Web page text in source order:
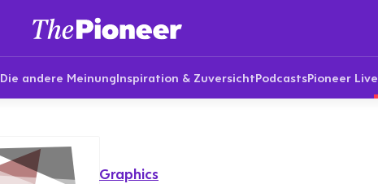
Die andere MeinungInspiration & ZuversichtPodcastsPioneer Live
Graphics